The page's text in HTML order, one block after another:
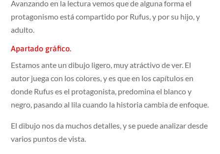
Avanzando en la lectura vemos que de alguna forma el
protagonismo está compartido por Rufus, y por su hijo, y
adulto.
Apartado gráfico.
Estamos ante un dibujo ligero, muy atráctivo de ver. El
autor juega con los colores, y es que en los capítulos en
donde Rufus es el protagonista, predomina el blanco y
negro, pasando al lila cuando la historia cambia de enfoque.
El dibujo nos da muchos detalles, y se puede analizar desde
varios puntos de vista.